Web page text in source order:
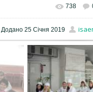
738
Додано 25 Січня 2019